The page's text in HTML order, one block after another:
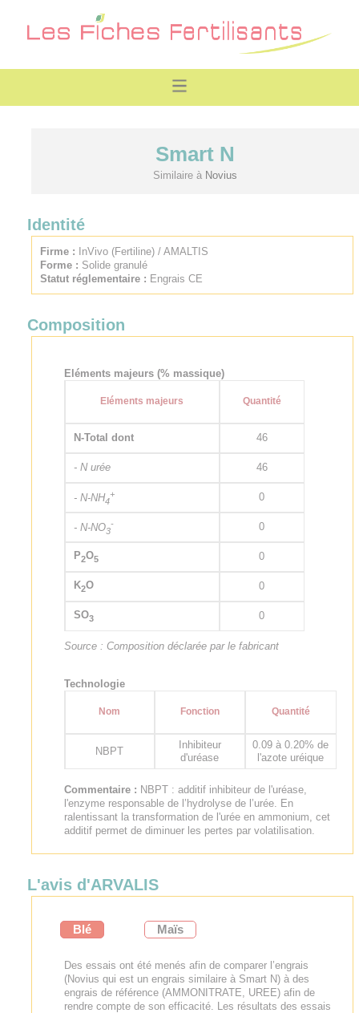
Smart N
Similaire à Novius
Identité
Firme :
InVivo (Fertiline) / AMALTIS
Forme : Solide granulé
Statut réglementaire : Engrais CE
Composition
Eléments majeurs (% massique)
Eléments majeurs Quantité
N-Total dont 46
- N urée 46
- N-NH4
+ 0
- N-NO3
- 0
P2O5 0
K2O 0
SO3 0
Source : Composition déclarée par le fabricant
Technologie
Nom Fonction Quantité
NBPT
Inhibiteur
d'uréase
0.09 à 0.20% de
l'azote uréique
Commentaire : NBPT : additif inhibiteur de l'uréase,
l'enzyme responsable de l’hydrolyse de l’urée. En
ralentissant la transformation de l'urée en ammonium, cet
additif permet de diminuer les pertes par volatilisation.
L'avis d'ARVALIS
Blé Maïs
Des essais ont été menés afin de comparer l’engrais
(Novius qui est un engrais similaire à Smart N) à des
engrais de référence (AMMONITRATE, UREE) afin de
rendre compte de son efficacité. Les résultats des essais